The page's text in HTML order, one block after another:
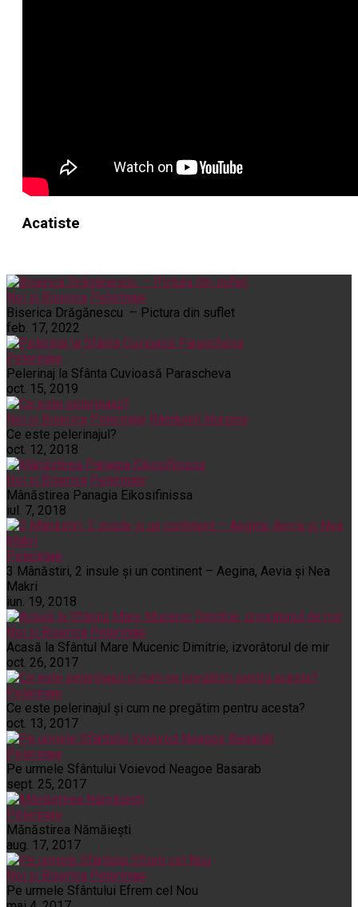
Acatiste
Noi și Biserica Pelerinaje
Biserica Drăgănescu – Pictura din suflet
feb. 17, 2022
Pelerinaje
Pelerinaj la Sfânta Cuvioasă Parascheva
oct. 15, 2019
Noi și Biserica Pelerinaje Rânduieli liturgice
Ce este pelerinajul?
oct. 12, 2018
Noi și Biserica Pelerinaje
Mânăstirea Panagia Eikosifinissa
iul. 7, 2018
Pelerinaje
3 Mânăstiri, 2 insule și un continent – Aegina, Aevia și Nea
Makri
iun. 19, 2018
Noi și Biserica Pelerinaje
Acasă la Sfântul Mare Mucenic Dimitrie, izvorâtorul de mir
oct. 26, 2017
Pelerinaje
Ce este pelerinajul şi cum ne pregătim pentru acesta?
oct. 13, 2017
Pelerinaje
Pe urmele Sfântului Voievod Neagoe Basarab
sept. 25, 2017
Pelerinaje
Mănăstirea Nămăiești
aug. 17, 2017
Noi și Biserica Pelerinaje
Pe urmele Sfântului Efrem cel Nou